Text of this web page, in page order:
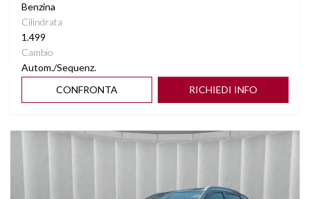
Benzina
Cilindrata
1.499
Cambio
Autom./Sequenz.
CONFRONTA
RICHIEDI INFO
Vedi dettagli